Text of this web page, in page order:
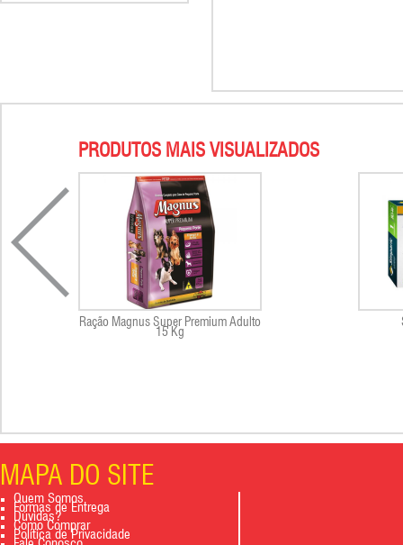
PRODUTOS MAIS VISUALIZADOS
Ração Magnus Super Premium Adulto
15 Kg
MAPA DO SITE
Quem Somos
Formas de Entrega
Dúvidas?
Como Comprar
Política de Privacidade
Fale Conosco